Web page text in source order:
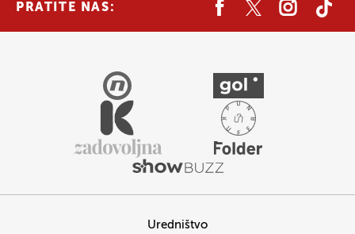
PRATITE NAS:
Uredništvo